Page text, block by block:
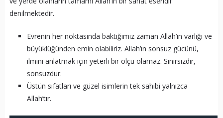
denilmektedir.
Evrenin her noktasında baktığımız zaman Allah’ın varlığı ve
büyüklüğünden emin olabiliriz. Allah’ın sonsuz gücünü,
ilmini anlatmak için yeterli bir ölçü olamaz. Sınırsızdır,
sonsuzdur.
Üstün sıfatları ve güzel isimlerin tek sahibi yalnızca
Allah’tır.